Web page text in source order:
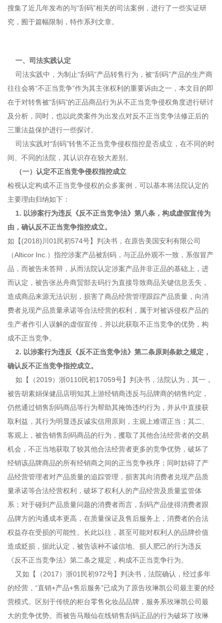
搜集了近几年发布的与“刮码”相关的司法案例，进行了一些实证研
究，囿于篇幅限制，特作系列文章。
一、司法实践认定
司法实践中，为制止“刮码”产品转售行为，被“刮码”产品的生产商
往往会将“不正当竞争”作为其主张权利的重要诉由之一，本文目的即
在于对转售被“刮码”的正品商品行为从不正当竞争侵权角度进行研讨
及分析，同时，也以此类案件为出发点对反不正当竞争法修正后的
三重法益保护进行一些探讨。
司法实践对“刮码”转售不正当竞争侵权指控是否成立，在不同的时
间、不同的法院，其认识存在较大差别。
（一）认定不正当竞争侵权指控成立
检视认定构成不正当竞争侵权的众多案例，可以基本将法院认定的
主要理由归纳如下：
1. 以涉案行为违反《反不正当竞争法》第八条，构成虚假宣传为
由，确认反不正当竞争指控成立。
如【(2018)川01民初574号】判决书，在原告美国安利有限公司
（Alticor Inc.）指控涉案产品被刮码，与正品外观不一致，系假冒产
品，而被告未答辩，从而法院认定涉案产品并非正品的基础上，进
而认定，被告张丛舟商贸部去码行为直接导致商品关键信息丢失，
造成商品来源无法识别，损害了商品经营管理跟踪产品质量，向消
费者兑现产品质量承诺等合法经营的权利，属于对被诉侵权产品的
生产者作引人误解的虚假宣传，并以此获取不正当竞争的优势，构
成不正当竞争。
2. 以涉案行为违反《反不正当竞争法》第二条原则条款之规定，
确认反不正当竞争指控成立。
如【（2019）浙0110民初17059号】判决书，法院认为，其一，
被告胡素娟保健品店明知其上游经销商违反与品牌商的销售约定，
仍然通过销售刮码商品等行为帮助其掩饰违约行为，并从中直接获
取利益，其行为明显违反诚实信用原则，主观上难谓正当；其二、
客观上，被告销售刮码商品的行为，攫取了其他合法经营者的交易
机会，不正当地获取了较其他合法经营者更多的竞争优势，破坏了
经销该品牌商品的所有经销商之间的正当竞争秩序；同时妨碍了产
品经营管理者对产品质量的追踪管理，损害其向消费者兑现产品质
量承诺等合法经营权利，破坏了权利人的产品经营及质量监管体
系；对于碰到产品质量问题的消费者而言，刮码产品使得消费者跟
品牌方的沟通成本更高，在质量保证及售后服务上，消费者的合法
权益存在受损的可能性。长此以往，甚至可能对权利人的品牌价值
造成贬损，据此认定，被告该种不诚信地、损人肥己的行为违反
《反不正当竞争法》第二条之规定，构成不正当竞争行为。
又如【（2017）浙01民初972号】判决书，法院确认，经过多年
的经营，“直销+产品+售后服务”已成为了原告玫琳凯公司最主要的经
营模式。区别于传统的柜台零售化妆品品牌，服务系玫琳凯公司最
大的竞争优势。而被告马顺仙在线销售刮码正品的行为破坏了玫琳